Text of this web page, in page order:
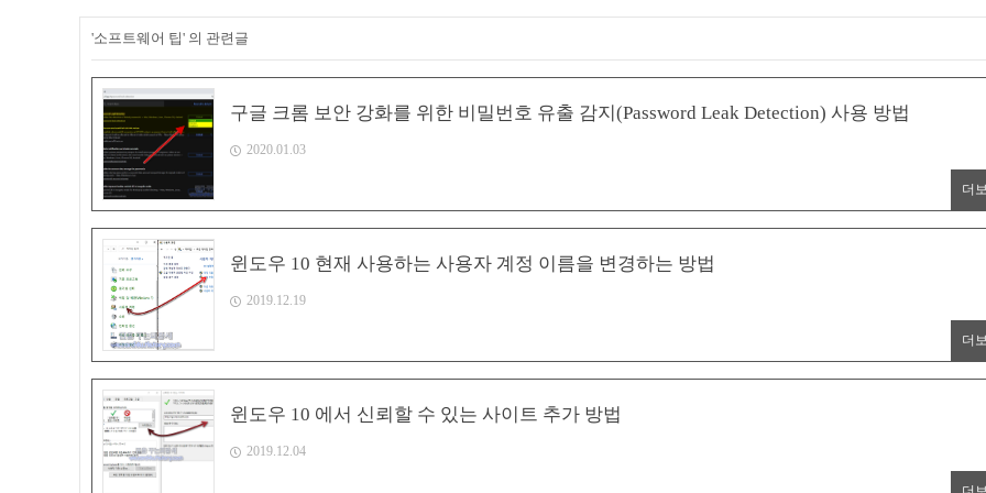
'소프트웨어 팁' 의 관련글
구글 크롬 보안 강화를 위한 비밀번호 유출 감지(Password Leak Detection) 사용 방법
2020.01.03
더
윈도우 10 현재 사용하는 사용자 계정 이름을 변경하는 방법
2019.12.19
더
윈도우 10 에서 신뢰할 수 있는 사이트 추가 방법
2019.12.04